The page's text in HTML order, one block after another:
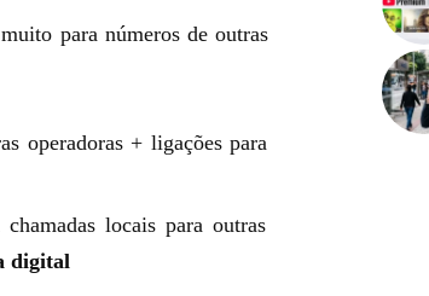
para números de outras
operadoras + ligações para
locais para outras
digital